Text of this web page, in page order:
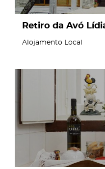
Retiro da Avó
Alojamento Local